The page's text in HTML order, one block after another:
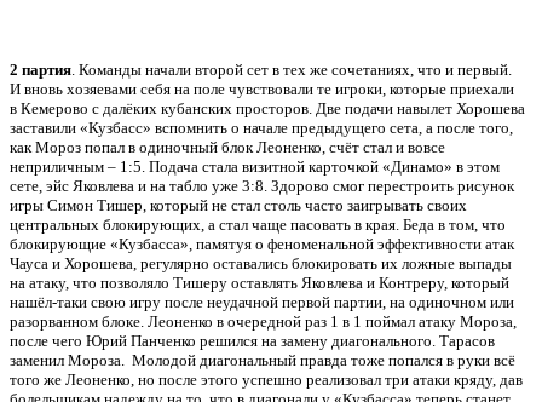
2 партия. Команды начали второй сет в тех же сочетаниях, что и первый.
И вновь хозяевами себя на поле чувствовали те игроки, которые приехали
в Кемерово с далёких кубанских просторов. Две подачи навылет Хорошева
заставили «Кузбасс» вспомнить о начале предыдущего сета, а после того,
как Мороз попал в одиночный блок Леоненко, счёт стал и вовсе
неприличным – 1:5. Подача стала визитной карточкой «Динамо» в этом
сете, эйс Яковлева и на табло уже 3:8. Здорово смог перестроить рисунок
игры Симон Тишер, который не стал столь часто заигрывать своих
центральных блокирующих, а стал чаще пасовать в края. Беда в том, что
блокирующие «Кузбасса», памятуя о феноменальной эффективности атак
Чауса и Хорошева, регулярно оставались блокировать их ложные выпады
на атаку, что позволяло Тишеру оставлять Яковлева и Контреру, который
нашёл-таки свою игру после неудачной первой партии, на одиночном или
разорванном блоке. Леоненко в очередной раз 1 в 1 поймал атаку Мороза,
после чего Юрий Панченко решился на замену диагонального. Тарасов
заменил Мороза. Молодой диагональный правда тоже попался в руки всё
того же Леоненко, но после этого успешно реализовал три атаки кряду, дав